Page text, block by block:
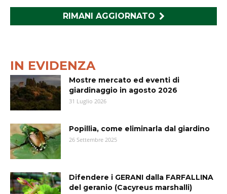
RIMANI AGGIORNATO
IN EVIDENZA
Mostre mercato ed eventi di
giardinaggio in agosto 2026
31 Luglio 2026
Popillia, come eliminarla dal giardino
26 Settembre 2025
Difendere i GERANI dalla FARFALLINA
del geranio (Cacyreus marshalli)